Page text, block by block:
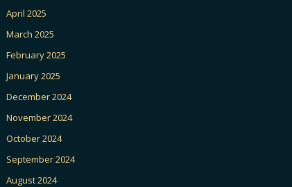
April 2025
March 2025
February 2025
January 2025
December 2024
November 2024
October 2024
September 2024
August 2024